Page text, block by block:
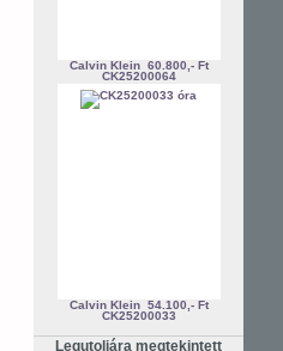
Calvin Klein 60.800,- Ft
CK25200064
Calvin Klein 54.100,- Ft
CK25200033
Legutoljára megtekintett